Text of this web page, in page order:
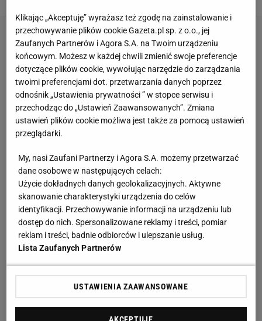
Klikając „Akceptuję” wyrażasz też zgodę na zainstalowanie i
przechowywanie plików cookie Gazeta.pl sp. z o.o., jej
Zaufanych Partnerów i Agora S.A. na Twoim urządzeniu
końcowym. Możesz w każdej chwili zmienić swoje preferencje
dotyczące plików cookie, wywołując narzędzie do zarządzania
twoimi preferencjami dot. przetwarzania danych poprzez
odnośnik „Ustawienia prywatności ” w stopce serwisu i
przechodząc do „Ustawień Zaawansowanych”. Zmiana
ustawień plików cookie możliwa jest także za pomocą ustawień
przeglądarki.
My, nasi Zaufani Partnerzy i Agora S.A. możemy przetwarzać
dane osobowe w następujących celach:
Użycie dokładnych danych geolokalizacyjnych. Aktywne
skanowanie charakterystyki urządzenia do celów
identyfikacji. Przechowywanie informacji na urządzeniu lub
dostęp do nich. Spersonalizowane reklamy i treści, pomiar
reklam i treści, badnie odbiorców i ulepszanie usług.
Lista Zaufanych Partnerów
USTAWIENIA ZAAWANSOWANE
AKCEPTUJĘ